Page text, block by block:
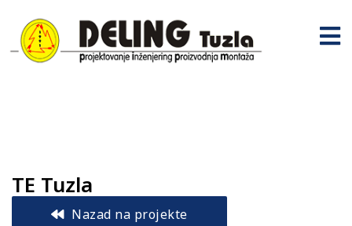
TE Tuzla
Nazad na projekte